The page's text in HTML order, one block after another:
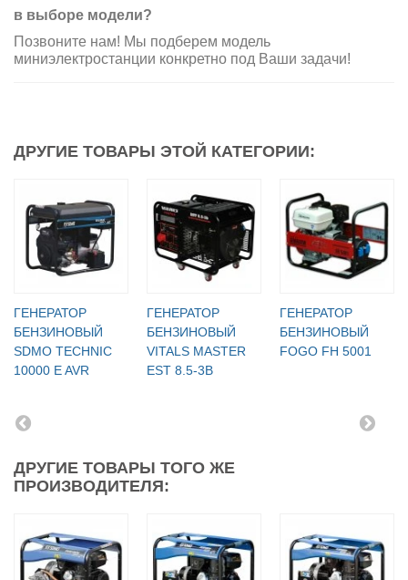
в выборе модели?
Позвоните нам! Мы подберем модель
миниэлектростанции конкретно под Ваши задачи!
ДРУГИЕ ТОВАРЫ ЭТОЙ КАТЕГОРИИ:
ГЕНЕРАТОР
БЕНЗИНОВЫЙ
SDMO TECHNIC
10000 E AVR
ГЕНЕРАТОР
БЕНЗИНОВЫЙ
VITALS MASTER
EST 8.5-3B
ГЕНЕРАТОР
БЕНЗИНОВЫЙ
FOGO FH 5001
ДРУГИЕ ТОВАРЫ ТОГО ЖЕ
ПРОИЗВОДИТЕЛЯ: